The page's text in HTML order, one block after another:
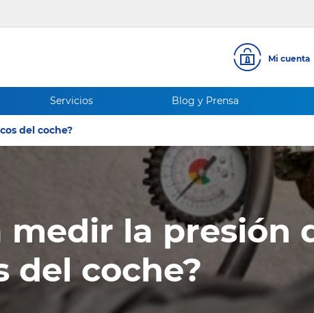
Mi cuenta
Servicios Blog y Prensa
del coche?
medir la presión
del coche?